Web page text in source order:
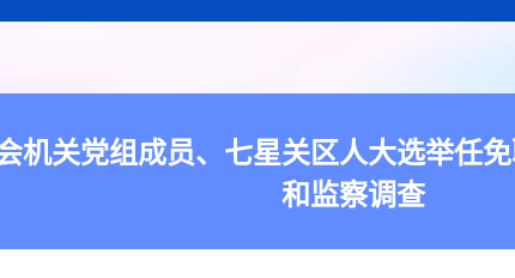
机关党组成员、七星关区人大选举任
和监察调查